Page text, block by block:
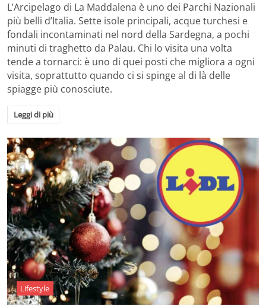
L’Arcipelago di La Maddalena è uno dei Parchi Nazionali
più belli d’Italia. Sette isole principali, acque turchesi e
fondali incontaminati nel nord della Sardegna, a pochi
minuti di traghetto da Palau. Chi lo visita una volta
tende a tornarci: è uno di quei posti che migliora a ogni
visita, soprattutto quando ci si spinge al di là delle
spiagge più conosciute.
Leggi di più
Lifestyle